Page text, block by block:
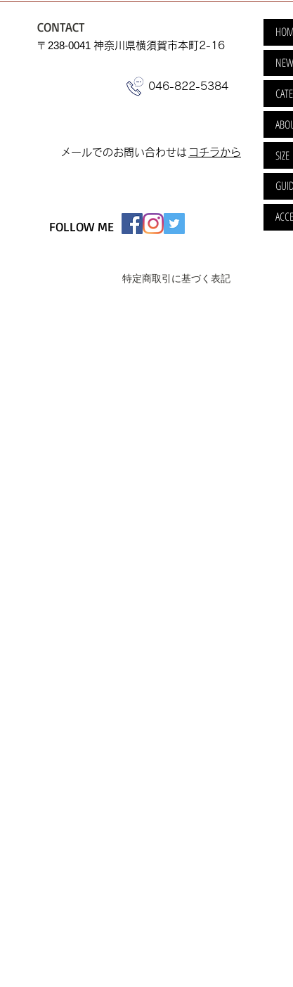
​メールでのお問い合わせは ​コチラから
046-822-5384
SIZE
CONTACT
​〒238-0041 神奈川県横須賀市本町2-16
FOLLOW ME
特定商取引に基づく表記